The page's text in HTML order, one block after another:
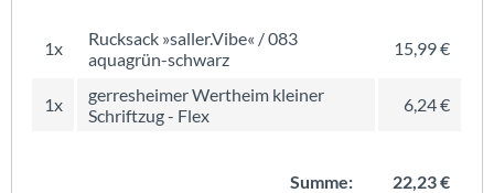
1x
Rucksack »saller.Vibe« / 083
aquagrün-schwarz
15,99 €
1x
gerresheimer Wertheim kleiner
Schriftzug - Flex
6,24 €
Summe:
22,23 €